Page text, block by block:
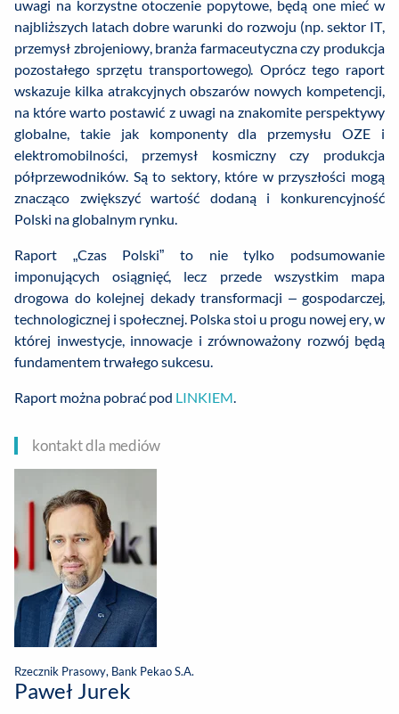
uwagi na korzystne otoczenie popytowe, będą one mieć w
najbliższych latach dobre warunki do rozwoju (np. sektor IT,
przemysł zbrojeniowy, branża farmaceutyczna czy produkcja
pozostałego sprzętu transportowego). Oprócz tego raport
wskazuje kilka atrakcyjnych obszarów nowych kompetencji,
na które warto postawić z uwagi na znakomite perspektywy
globalne, takie jak komponenty dla przemysłu OZE i
elektromobilności, przemysł kosmiczny czy produkcja
półprzewodników. Są to sektory, które w przyszłości mogą
znacząco zwiększyć wartość dodaną i konkurencyjność
Polski na globalnym rynku.
Raport „Czas Polski” to nie tylko podsumowanie
imponujących osiągnięć, lecz przede wszystkim mapa
drogowa do kolejnej dekady transformacji – gospodarczej,
technologicznej i społecznej. Polska stoi u progu nowej ery, w
której inwestycje, innowacje i zrównoważony rozwój będą
fundamentem trwałego sukcesu.
Raport można pobrać pod LINKIEM.
kontakt dla mediów
Rzecznik Prasowy, Bank Pekao S.A.
Paweł Jurek